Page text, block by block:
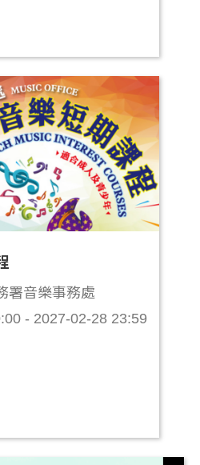
署音樂事務處
- 2027-02-28 23:59